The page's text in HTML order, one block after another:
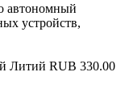
автономный
устройств,
Литий RUB 330.00